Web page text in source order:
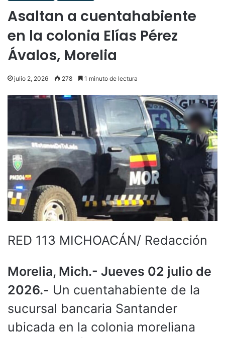
Asaltan a cuentahabiente
en la colonia Elías Pérez
Ávalos, Morelia
julio 2, 2026 278 1 minuto de lectura
RED 113 MICHOACÁN/ Redacción
Morelia, Mich.- Jueves 02 julio de
2026.- Un cuentahabiente de la
sucursal bancaria Santander
ubicada en la colonia moreliana